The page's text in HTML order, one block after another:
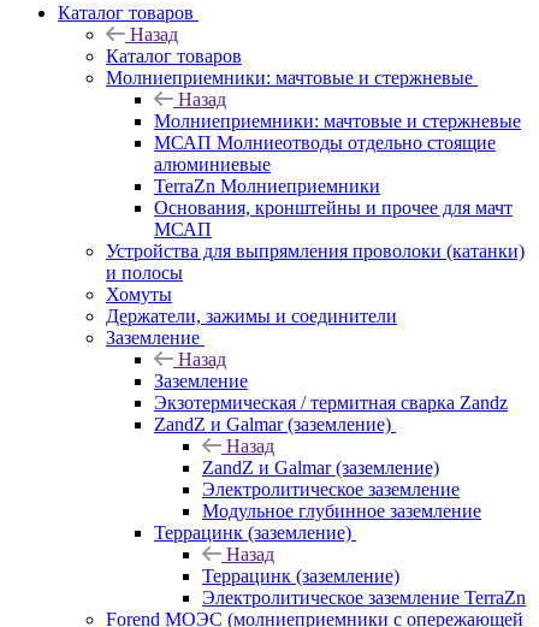
Каталог товаров
Назад
Каталог товаров
Молниеприемники: мачтовые и стержневые
Назад
Молниеприемники: мачтовые и стержневые
МСАП Молниеотводы отдельно стоящие
алюминиевые
TerraZn Молниеприемники
Основания, кронштейны и прочее для мачт
МСАП
Устройства для выпрямления проволоки (катанки)
и полосы
Хомуты
Держатели, зажимы и соединители
Заземление
Назад
Заземление
Экзотермическая / термитная сварка Zandz
ZandZ и Galmar (заземление)
Назад
ZandZ и Galmar (заземление)
Электролитическое заземление
Модульное глубинное заземление
Террацинк (заземление)
Назад
Террацинк (заземление)
Электролитическое заземление TerraZn
Forend МОЭС (молниеприемники с опережающей